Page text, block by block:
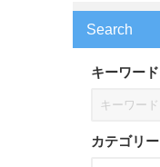
Search
キーワード
カテゴリー